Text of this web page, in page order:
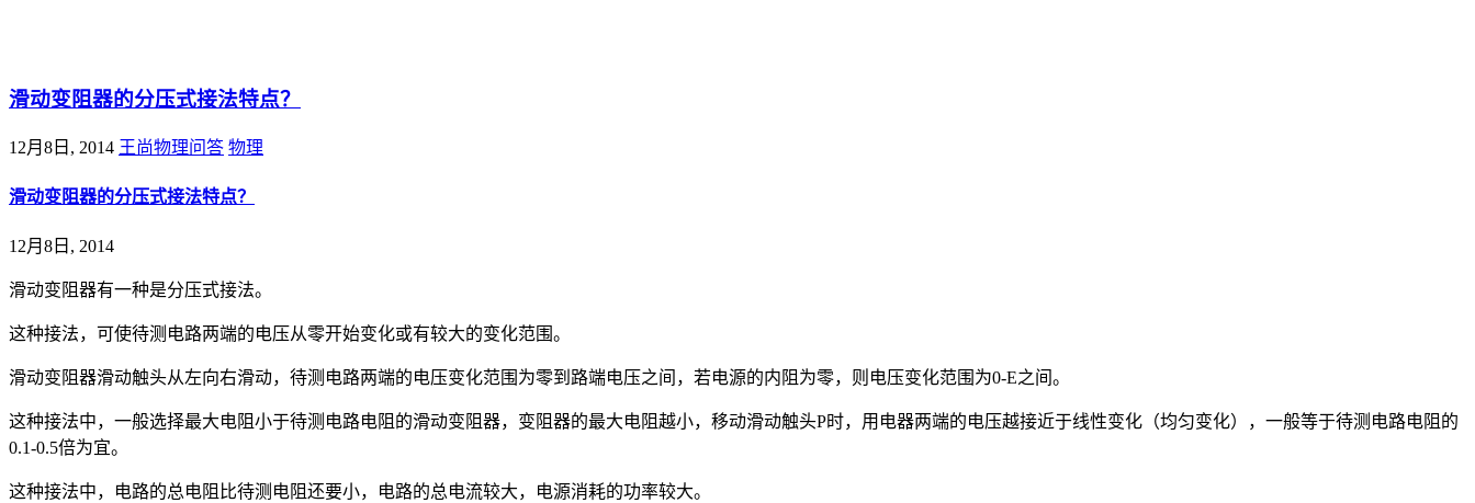
滑动变阻器的分压式接法特点？
12月8日, 2014 王尚物理问答 物理
滑动变阻器的分压式接法特点？
12月8日, 2014
滑动变阻器有一种是分压式接法。
这种接法，可使待测电路两端的电压从零开始变化或有较大的变化范围。
滑动变阻器滑动触头从左向右滑动，待测电路两端的电压变化范围为零到路端电压之间，若电源的内阻为零，则电压变化范围为0-E之间。
这种接法中，一般选择最大电阻小于待测电路电阻的滑动变阻器，变阻器的最大电阻越小，移动滑动触头P时，用电器两端的电压越接近于线性变化（均匀变化），一般等于待测电路电阻的
0.1-0.5倍为宜。
这种接法中，电路的总电阻比待测电阻还要小，电路的总电流较大，电源消耗的功率较大。